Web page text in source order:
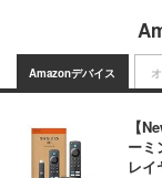
Amazonデバイス
【
ーミ
レイ